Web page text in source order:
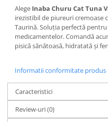
Alege Inaba Churu Cat Tuna
irezistibil de piureuri cremoase
Taurină. Soluția perfectă
medicamentelor. Comandă
pisică sănătoasă, hidratată și
Informatii conformitate produs
Caracteristici
Review-uri(0)